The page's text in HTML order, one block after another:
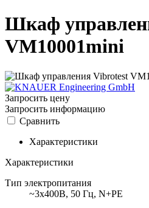
Шкаф
VM10001mini
Запросить цену
Запросить информацию
Сравнить
Характеристики
Характеристики
Тип электропитания
~3х400В, 50 Гц, N+PE